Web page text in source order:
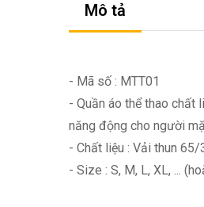
Mô tả
- Mã số : MTT01
- Quần áo thể thao chất
năng động cho người
- Chất liệu : Vải thun 65/
- Size : S, M, L, XL, ...